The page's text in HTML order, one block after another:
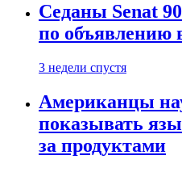
Седаны Senat
по объявлению
3 недели спустя
Американцы
показывать
за продуктами